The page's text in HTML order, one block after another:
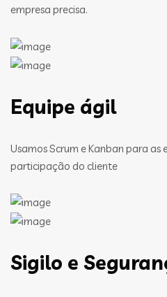
empresa precisa.
Equipe ágil
Usamos Scrum e Kanban para as
participação do cliente
Sigilo e